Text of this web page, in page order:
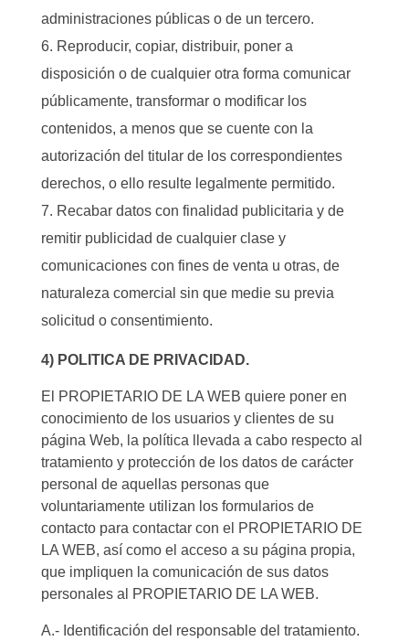
administraciones públicas o de un tercero.
Reproducir, copiar, distribuir, poner a
disposición o de cualquier otra forma comunicar
públicamente, transformar o modificar los
contenidos, a menos que se cuente con la
autorización del titular de los correspondientes
derechos, o ello resulte legalmente permitido.
Recabar datos con finalidad publicitaria y de
remitir publicidad de cualquier clase y
comunicaciones con fines de venta u otras, de
naturaleza comercial sin que medie su previa
solicitud o consentimiento.
4) POLITICA DE PRIVACIDAD.
El PROPIETARIO DE LA WEB quiere poner en
conocimiento de los usuarios y clientes de su
página Web, la política llevada a cabo respecto al
tratamiento y protección de los datos de carácter
personal de aquellas personas que
voluntariamente utilizan los formularios de
contacto para contactar con el PROPIETARIO DE
LA WEB, así como el acceso a su página propia,
que impliquen la comunicación de sus datos
personales al PROPIETARIO DE LA WEB.
A.- Identificación del responsable del tratamiento.